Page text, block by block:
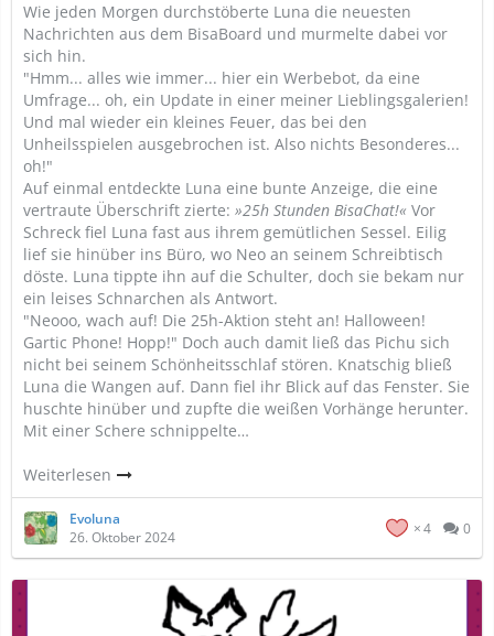
Wie jeden Morgen durchstöberte Luna die neuesten
Nachrichten aus dem BisaBoard und murmelte dabei vor
sich hin.
"Hmm... alles wie immer... hier ein Werbebot, da eine
Umfrage... oh, ein Update in einer meiner Lieblingsgalerien!
Und mal wieder ein kleines Feuer, das bei den
Unheilsspielen ausgebrochen ist. Also nichts Besonderes...
oh!"
Auf einmal entdeckte Luna eine bunte Anzeige, die eine
vertraute Überschrift zierte: »25h Stunden BisaChat!« Vor
Schreck fiel Luna fast aus ihrem gemütlichen Sessel. Eilig
lief sie hinüber ins Büro, wo Neo an seinem Schreibtisch
döste. Luna tippte ihn auf die Schulter, doch sie bekam nur
ein leises Schnarchen als Antwort.
"Neooo, wach auf! Die 25h-Aktion steht an! Halloween!
Gartic Phone! Hopp!" Doch auch damit ließ das Pichu sich
nicht bei seinem Schönheitsschlaf stören. Knatschig bließ
Luna die Wangen auf. Dann fiel ihr Blick auf das Fenster. Sie
huschte hinüber und zupfte die weißen Vorhänge herunter.
Mit einer Schere schnippelte…
Weiterlesen
Evoluna
26. Oktober 2024
4 0